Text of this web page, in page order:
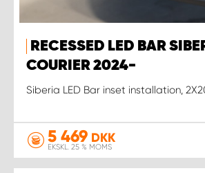
RECESSED LED BAR
COURIER 2024-
Siberia LED Bar inset installation,
5 469 DKK
EKSKL. 25 % MOMS